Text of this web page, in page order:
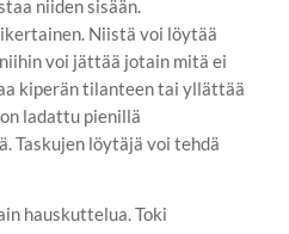
niiden sisään.
Niistä voi löytää
voi jättää jotain mitä ei
kiperän tilanteen tai yllättää
ladattu pienillä
Taskujen löytäjä voi tehdä
hauskuttelua. Toki